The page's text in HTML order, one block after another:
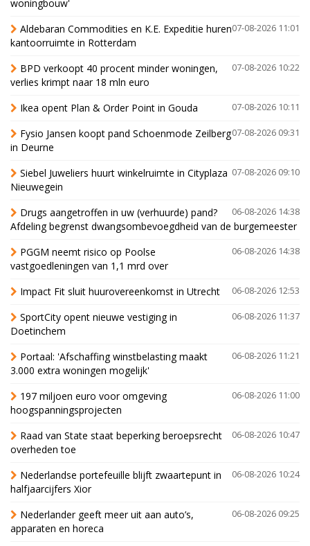
woningbouw'
07-08-2026 11:01
Aldebaran Commodities en K.E. Expeditie huren
kantoorruimte in Rotterdam
07-08-2026 10:22
BPD verkoopt 40 procent minder woningen,
verlies krimpt naar 18 mln euro
07-08-2026 10:11
Ikea opent Plan & Order Point in Gouda
07-08-2026 09:31
Fysio Jansen koopt pand Schoenmode Zeilberg
in Deurne
07-08-2026 09:10
Siebel Juweliers huurt winkelruimte in Cityplaza
Nieuwegein
06-08-2026 14:38
Drugs aangetroffen in uw (verhuurde) pand?
Afdeling begrenst dwangsombevoegdheid van de burgemeester
06-08-2026 14:38
PGGM neemt risico op Poolse
vastgoedleningen van 1,1 mrd over
06-08-2026 12:53
Impact Fit sluit huurovereenkomst in Utrecht
06-08-2026 11:37
SportCity opent nieuwe vestiging in
Doetinchem
06-08-2026 11:21
Portaal: 'Afschaffing winstbelasting maakt
3.000 extra woningen mogelijk'
06-08-2026 11:00
197 miljoen euro voor omgeving
hoogspanningsprojecten
06-08-2026 10:47
Raad van State staat beperking beroepsrecht
overheden toe
06-08-2026 10:24
Nederlandse portefeuille blijft zwaartepunt in
halfjaarcijfers Xior
06-08-2026 09:25
Nederlander geeft meer uit aan auto’s,
apparaten en horeca